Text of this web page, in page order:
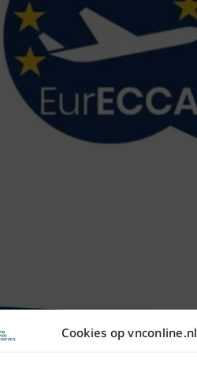
Cookies op vnconline.nl